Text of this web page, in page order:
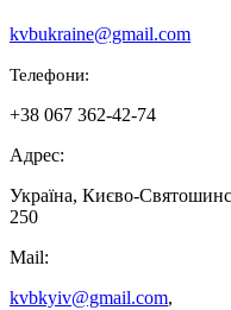
kvbukraine@gmail.com
Телефони:
+38 067 362-42-74
Адрес:
Україна, Києво-
250
Mail:
kvbkyiv@gmail.com,